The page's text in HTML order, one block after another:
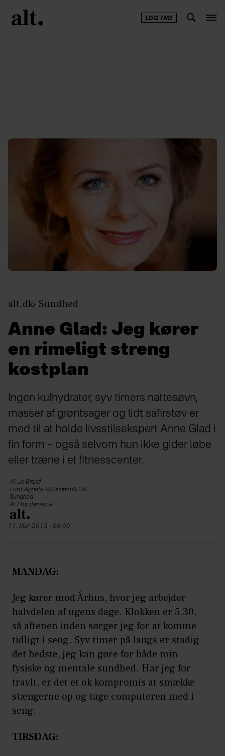
LOG IND
alt.dk Sundhed
Anne Glad: Jeg kører
en rimeligt streng
kostplan
Ingen kulhydrater, syv timers nattesøvn,
masser af grøntsager og lidt safirstøv er
med til at holde livsstilsekspert Anne Glad i
fin form – også selvom hun ikke gider løbe
eller træne i et fitnesscenter.
Af: Jo Brand
Foto: Agnete Schlichtkrull, DR
Sundhed
ALT for damerne
11. Mar 2013 - 06:00
MANDAG:
Jeg kører mod Århus, hvor jeg arbejder
halvdelen af ugens dage. Klokken er 5.30,
så aftenen inden sørger jeg for at komme
tidligt i seng. Syv timer på langs er stadig
det bedste, jeg kan gøre for både min
fysiske og mentale sundhed. Har jeg for
travlt, er det et ok kompromis at smække
stængerne op og tage computeren med i
seng.
TIRSDAG: